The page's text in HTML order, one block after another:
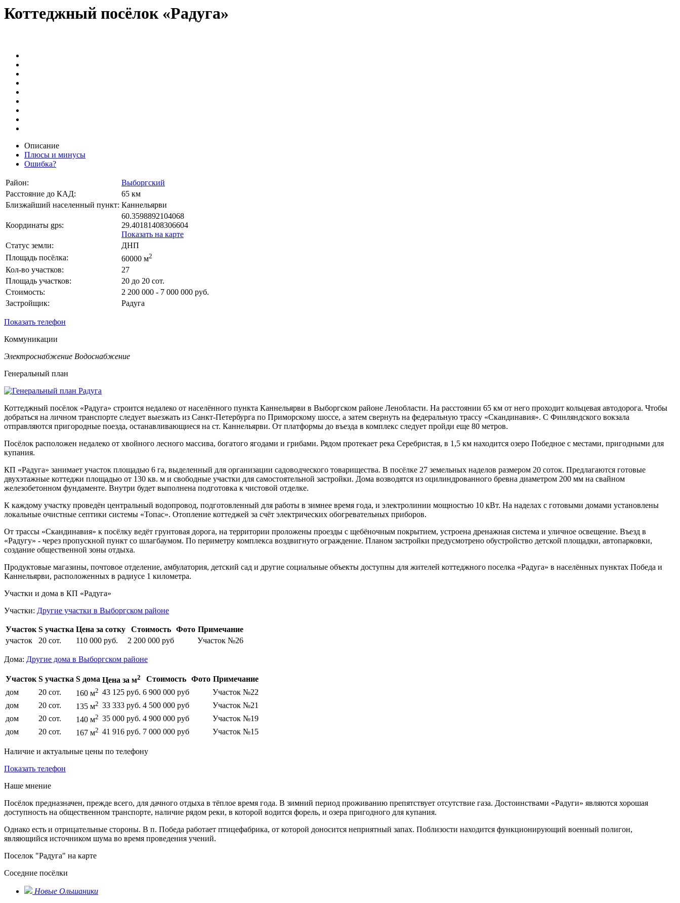
Коттеджный посёлок «Радуга»
Описание
Плюсы и минусы
Ошибка?
Район:
Выборгский
Расстояние до КАД:
65 км
Близжайший населенный пункт: Каннельярви
Координаты gps:
60.3598892104068
29.40181408306604
Показать на карте
Статус земли:
ДНП
Площадь посёлка:
60000 м2
Кол-во участков:
27
Площадь участков:
20 до 20 сот.
Стоимость:
2 200 000 - 7 000 000 руб.
Застройщик:
Радуга
Показать телефон
Коммуникации
Электроснабжение Водоснабжение
Генеральный план
Коттеджный посёлок «Радуга» строится недалеко от населённого пункта Каннельярви в Выборгском районе Ленобласти. На расстоянии 65 км от него проходит кольцевая автодорога. Чтобы
добраться на личном транспорте следует выезжать из Санкт-Петербурга по Приморскому шоссе, а затем свернуть на федеральную трассу «Скандинавия». С Финляндского вокзала
отправляются пригородные поезда, останавливающиеся на ст. Каннельярви. От платформы до въезда в комплекс следует пройди еще 80 метров.
Посёлок расположен недалеко от хвойного лесного массива, богатого ягодами и грибами. Рядом протекает река Серебристая, в 1,5 км находится озеро Победное с местами, пригодными для
купания.
КП «Радуга» занимает участок площадью 6 га, выделенный для организации садоводческого товарищества. В посёлке 27 земельных наделов размером 20 соток. Предлагаются готовые
двухэтажные коттеджи площадью от 130 кв. м и свободные участки для самостоятельной застройки. Дома возводятся из оцилиндрованного бревна диаметром 200 мм на свайном
железобетонном фундаменте. Внутри будет выполнена подготовка к чистовой отделке.
К каждому участку проведён центральный водопровод, подготовленный для работы в зимнее время года, и электролинии мощностью 10 кВт. На наделах с готовыми домами установлены
локальные очистные септики системы «Топас». Отопление коттеджей за счёт электрических обогревательных приборов.
От трассы «Скандинавия» к посёлку ведёт грунтовая дорога, на территории проложены проезды с щебёночным покрытием, устроена дренажная система и уличное освещение. Въезд в
«Радугу» - через пропускной пункт со шлагбаумом. По периметру комплекса воздвигнуто ограждение. Планом застройки предусмотрено обустройство детской площадки, автопарковки,
создание общественной зоны отдыха.
Продуктовые магазины, почтовое отделение, амбулатория, детский сад и другие социальные объекты доступны для жителей коттеджного поселка «Радуга» в населённых пунктах Победа и
Каннельярви, расположенных в радиусе 1 километра.
Участки и дома в КП «Радуга»
Участки: Другие участки в Выборгском районе
Участок S участка Цена за сотку Стоимость Фото Примечание
участок
20 сот. 110 000 руб. 2 200 000 руб Участок №26
Дома: Другие дома в Выборгском районе
Участок S участка S дома Цена за м2 Стоимость Фото Примечание
дом
20 сот. 160 м2 43 125 руб. 6 900 000 руб
Участок №22
дом
20 сот. 135 м2 33 333 руб. 4 500 000 руб
Участок №21
дом
20 сот. 140 м2 35 000 руб. 4 900 000 руб
Участок №19
дом
20 сот. 167 м2 41 916 руб. 7 000 000 руб Участок №15
Наличие и актуальные цены по телефону
Показать телефон
Наше мнение
Посёлок предназначен, прежде всего, для дачного отдыха в тёплое время года. В зимний период проживанию препятствует отсутствие газа. Достоинствами «Радуги» являются хорошая
доступность на общественном транспорте, наличие рядом реки, в которой водится форель, и озера пригодного для купания.
Однако есть и отрицательные стороны. В п. Победа работает птицефабрика, от которой доносится неприятный запах. Поблизости находится функционирующий военный полигон,
являющийся источником шума во время проведения учений.
Поселок "Радуга" на карте
Соседние посёлки
Новые Ольшаники